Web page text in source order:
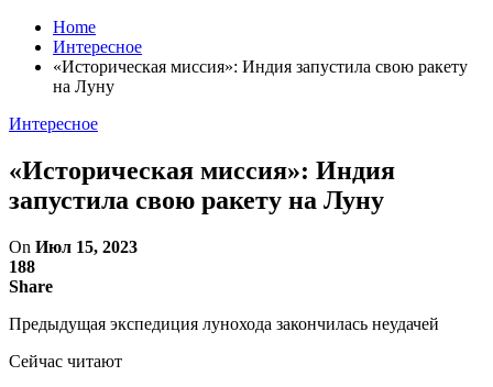
Home
Интересное
«Историческая миссия»: Индия запустила свою ракету
на Луну
Интересное
«Историческая миссия»: Индия
запустила свою ракету на Луну
On Июл 15, 2023
188
Share
Предыдущая экспедиция лунохода закончилась неудачей
Сейчас читают